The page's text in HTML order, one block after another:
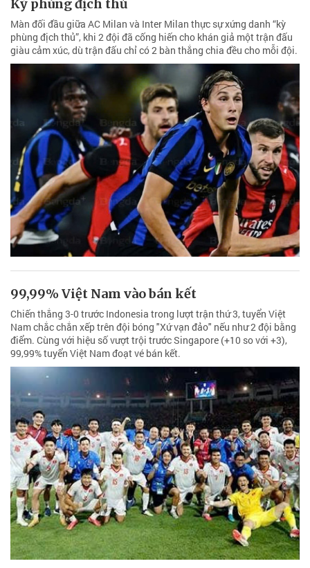
Kỳ phùng địch thủ
Màn đối đầu giữa AC Milan và Inter Milan thực sự xứng danh “kỳ
phùng địch thủ”, khi 2 đội đã cống hiến cho khán giả một trận đấu
giàu cảm xúc, dù trận đấu chỉ có 2 bàn thắng chia đều cho mỗi đội.
99,99% Việt Nam vào bán kết
Chiến thắng 3-0 trước Indonesia trong lượt trận thứ 3, tuyển Việt
Nam chắc chắn xếp trên đội bóng "Xứ vạn đảo" nếu như 2 đội bằng
điểm. Cùng với hiệu số vượt trội trước Singapore (+10 so với +3),
99,99% tuyển Việt Nam đoạt vé bán kết.